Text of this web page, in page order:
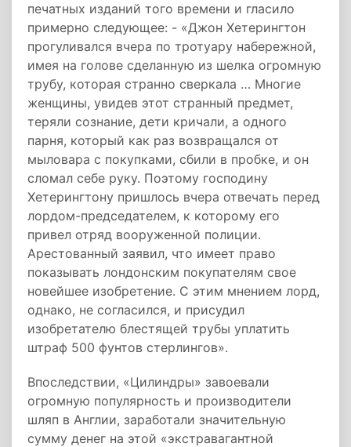
печатных изданий того времени и гласило
примерно следующее: - «Джон Хетерингтон
прогуливался вчера по тротуару набережной,
имея на голове сделанную из шелка огромную
трубу, которая странно сверкала … Многие
женщины, увидев этот странный предмет,
теряли сознание, дети кричали, а одного
парня, который как раз возвращался от
мыловара с покупками, сбили в пробке, и он
сломал себе руку. Поэтому господину
Хетерингтону пришлось вчера отвечать перед
лордом-председателем, к которому его
привел отряд вооруженной полиции.
Арестованный заявил, что имеет право
показывать лондонским покупателям свое
новейшее изобретение. С этим мнением лорд,
однако, не согласился, и присудил
изобретателю блестящей трубы уплатить
штраф 500 фунтов стерлингов».
Впоследствии, «Цилиндры» завоевали
огромную популярность и производители
шляп в Англии, заработали значительную
сумму денег на этой «экстравагантной